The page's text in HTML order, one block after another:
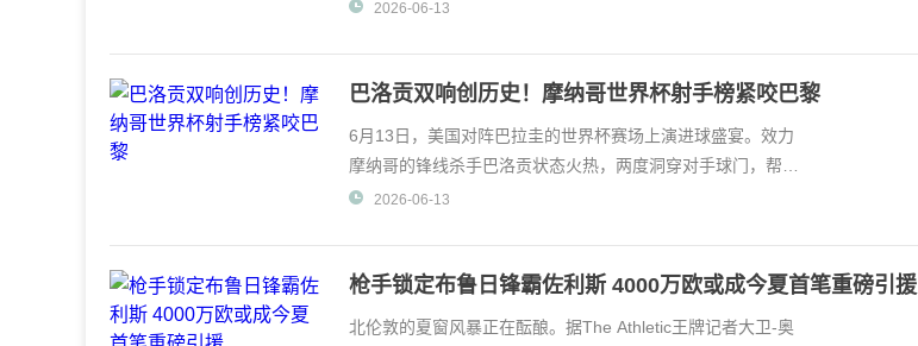
2026-06-13
巴洛贡双响创历史！摩纳哥世界杯射手榜紧咬巴黎
6月13日，美国对阵巴拉圭的世界杯赛场上演进球盛宴。效力
摩纳哥的锋线杀手巴洛贡状态火热，两度洞穿对手球门，帮助
球队3-0领先。这个夜
2026-06-13
枪手锁定布鲁日锋霸佐利斯 4000万欧或成今夏首笔重磅引援
北伦敦的夏窗风暴正在酝酿。据The Athletic王牌记者大卫-奥